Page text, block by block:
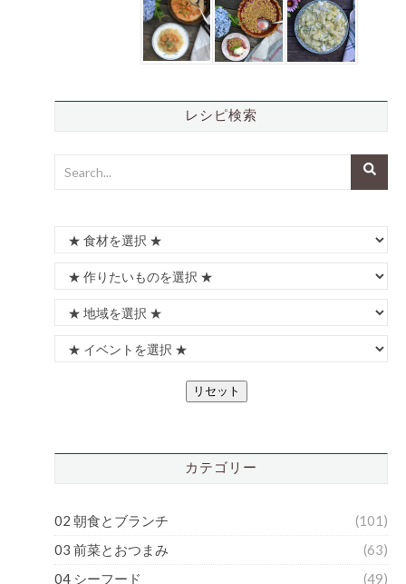
レシピ検索
リセット
カテゴリー
02 朝食とブランチ
(101)
03 前菜とおつまみ
(63)
04 シーフード
(49)